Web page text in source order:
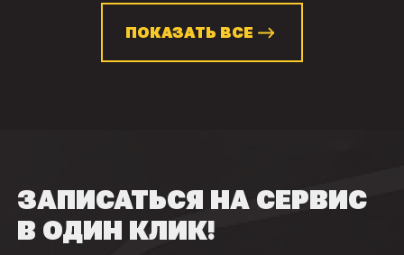
ПОКАЗАТЬ ВСЕ
ЗАПИСАТЬСЯ НА СЕРВИС
В ОДИН КЛИК!